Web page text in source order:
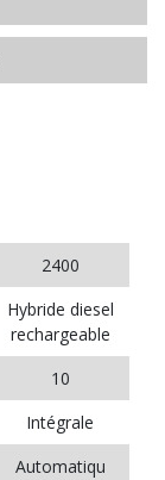
2400
Hybride diesel
rechargeable
10
Intégrale
Automatiqu